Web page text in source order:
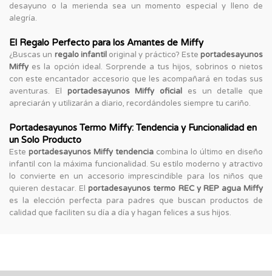
desayuno o la merienda sea un momento especial y lleno de
alegría.
El Regalo Perfecto para los Amantes de Miffy
¿Buscas un regalo infantiloriginal y práctico? Este portadesayunos
Miffy es la opción ideal. Sorprende a tus hijos, sobrinos o nietos
con este encantador accesorio que les acompañará en todas sus
aventuras. El portadesayunos Miffy oficial es un detalle que
apreciarán y utilizarán a diario, recordándoles siempre tu cariño.
Portadesayunos Termo Miffy: Tendencia y Funcionalidad en
un Solo Producto
Este portadesayunos Miffy tendencia combina lo último en diseño
infantil con la máxima funcionalidad. Su estilo moderno y atractivo
lo convierte en un accesorio imprescindible para los niños que
quieren destacar. Elportadesayunos termo REC y REP agua Miffy
es la elección perfecta para padres que buscan productos de
calidad que faciliten su día a día y hagan felices a sus hijos.